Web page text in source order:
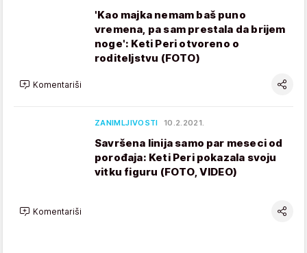
'Kao majka nemam baš puno
vremena, pa sam prestala da brijem
noge': Keti Peri otvoreno o
roditeljstvu (FOTO)
Komentariši
ZANIMLJIVOSTI 10.2.2021.
Savršena linija samo par meseci od
porođaja: Keti Peri pokazala svoju
vitku figuru (FOTO, VIDEO)
Komentariši